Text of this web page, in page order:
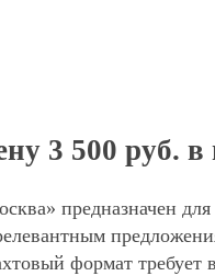
3 500 руб.
предназначен
формат